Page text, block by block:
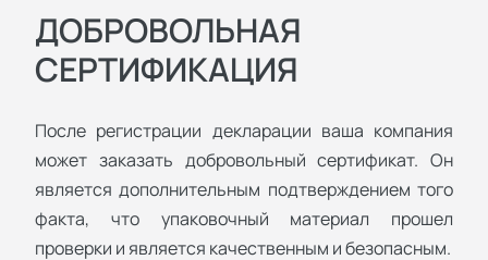
ДОБРОВОЛЬНАЯ
СЕРТИФИКАЦИЯ
После регистрации декларации ваша компания
может заказать добровольный сертификат. Он
является дополнительным подтверждением того
факта, что упаковочный материал прошел
проверки и является качественным и безопасным.